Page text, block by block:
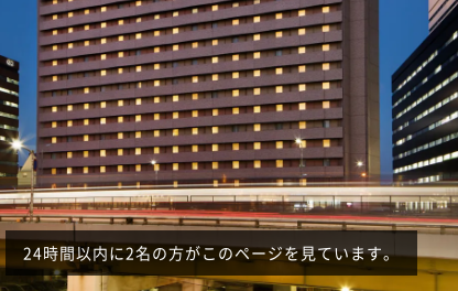
24時間以内に2名の方がこのページを見ています。